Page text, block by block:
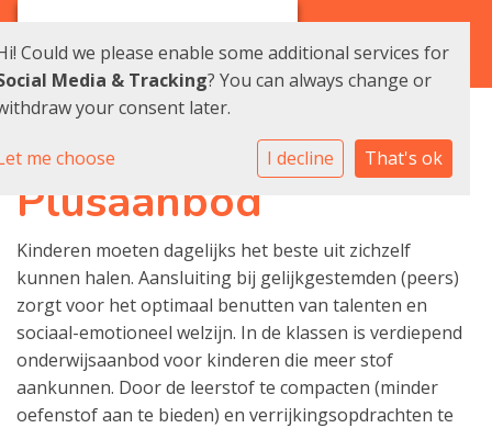
Plusaanbod
Kinderen moeten dagelijks het beste uit zichzelf
kunnen halen. Aansluiting bij gelijkgestemden (peers)
zorgt voor het optimaal benutten van talenten en
sociaal-emotioneel welzijn. In de klassen is verdiepend
onderwijsaanbod voor kinderen die meer stof
aankunnen. Door de leerstof te compacten (minder
oefenstof aan te bieden) en verrijkingsopdrachten te
Could we please enable some additional services for
Media & Tracking? You can always change or
your consent later.
me choose I decline That's ok